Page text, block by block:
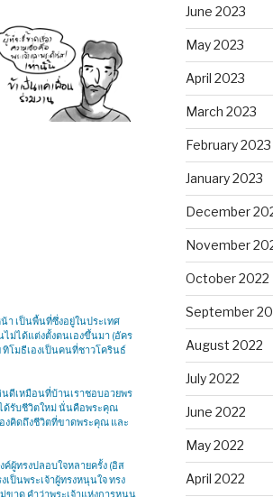
เป็นพื้นที่ซึ่งอยู่ในประเทศ
ม่ได้แต่งตั้งตนเองขึ้นมา (อัคร
โมธีเองเป็นคนที่ชาวโครินธ์
ดีเหมือนที่บ้านเราชอบอวยพร
ด้รับชีวิตใหม่ นั่นคือพระคุณ
งคิดถึงชีวิตที่ขาดพระคุณ และ
ผู้ทรงปลอบใจหลายครั้ง (อิส
เป็นพระเจ้าผู้ทรงหนุนใจ ทรง
June 2023
May 2023
April 2023
March 2023
February 2023
January 2023
December
November
October 2022
September
August 2022
July 2022
June 2022
May 2022
April 2022